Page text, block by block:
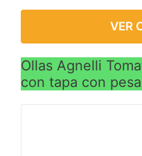
VER
Ollas Agnelli
con tapa con